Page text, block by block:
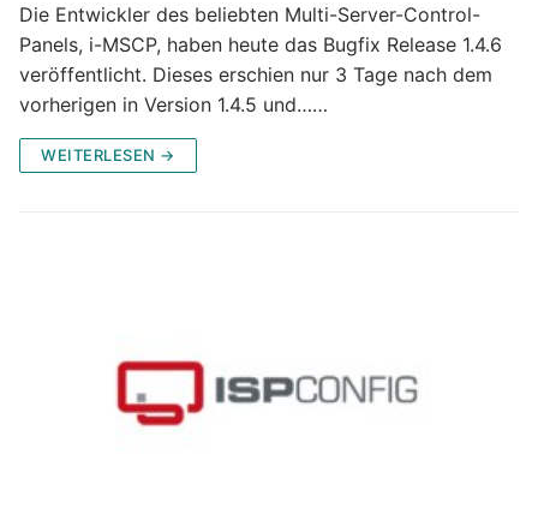
Die Entwickler des beliebten Multi-Server-Control-
Panels, i-MSCP, haben heute das Bugfix Release 1.4.6
veröffentlicht. Dieses erschien nur 3 Tage nach dem
vorherigen in Version 1.4.5 und……
WEITERLESEN →